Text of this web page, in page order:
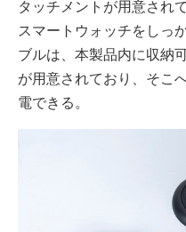
タッチメントが用意され
スマートウォッチをしっ
ブルは、本製品内に収納
が用意されており、そこ
電できる。